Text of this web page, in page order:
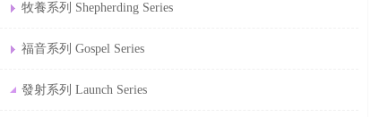
牧養系列 Shepherding Series
福音系列 Gospel Series
發射系列 Launch Series